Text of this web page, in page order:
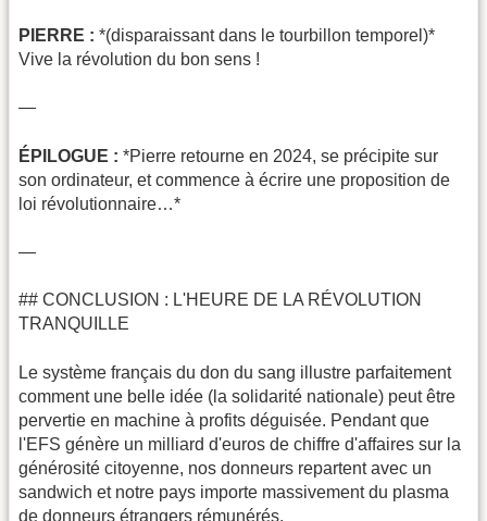
PIERRE : *(disparaissant dans le tourbillon temporel)*
Vive la révolution du bon sens !
—
ÉPILOGUE : *Pierre retourne en 2024, se précipite sur
son ordinateur, et commence à écrire une proposition de
loi révolutionnaire…*
—
## CONCLUSION : L'HEURE DE LA RÉVOLUTION
TRANQUILLE
Le système français du don du sang illustre parfaitement
comment une belle idée (la solidarité nationale) peut être
pervertie en machine à profits déguisée. Pendant que
l'EFS génère un milliard d'euros de chiffre d'affaires sur la
générosité citoyenne, nos donneurs repartent avec un
sandwich et notre pays importe massivement du plasma
de donneurs étrangers rémunérés.